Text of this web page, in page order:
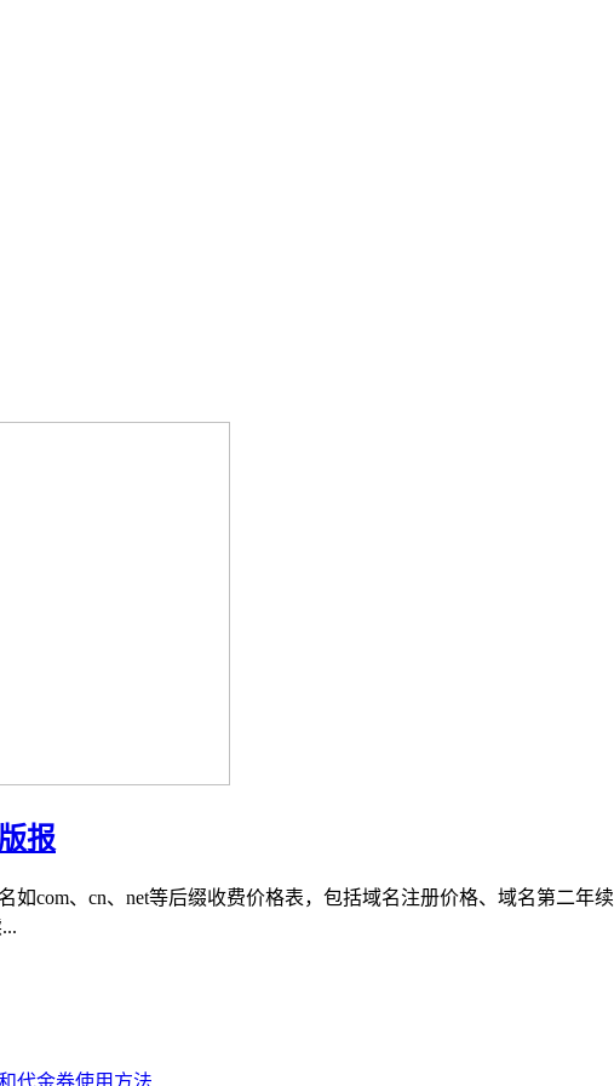
报
如com、cn、net等后缀收费价格表，包括域名注册价格、域名第二
代金券使用方法